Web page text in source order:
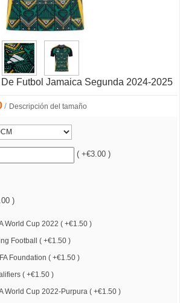
Futbol Jamaica Segunda 2024-2025
/ Descripción del tamaño
( +€3.00 )
)
World Cup 2022 ( +€1.50 )
Football ( +€1.50 )
Foundation ( +€1.50 )
( +€1.50 )
World Cup 2022-Purpura ( +€1.50 )